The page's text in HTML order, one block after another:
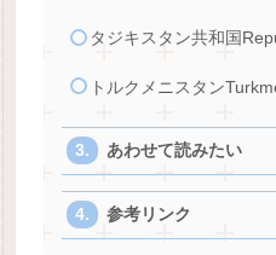
タジキスタン共和国
トルクメニスタン
あわせて読みたい
参考リンク